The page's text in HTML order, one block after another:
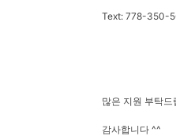
Text: 778-350-
많은 지원 부탁드
감사합니다 ^^